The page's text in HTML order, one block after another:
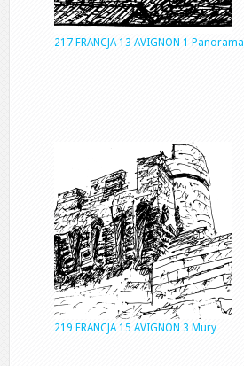
217 FRANCJA 13 AVIGNON 1 Panorama
219 FRANCJA 15 AVIGNON 3 Mury